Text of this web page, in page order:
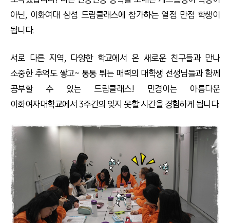
아닌, 이화여대 삼성 드림클래스에 참가하는 열정 만점 학생이
됩니다.
서로 다른 지역, 다양한 학교에서 온 새로운 친구들과 만나
소중한 추억도 쌓고~ 통통 튀는 매력의 대학생 선생님들과 함께
공부할 수 있는 드림클래스! 민경이는 아름다운
이화여자대학교에서 3주간의 잊지 못할 시간을 경험하게 됩니다.